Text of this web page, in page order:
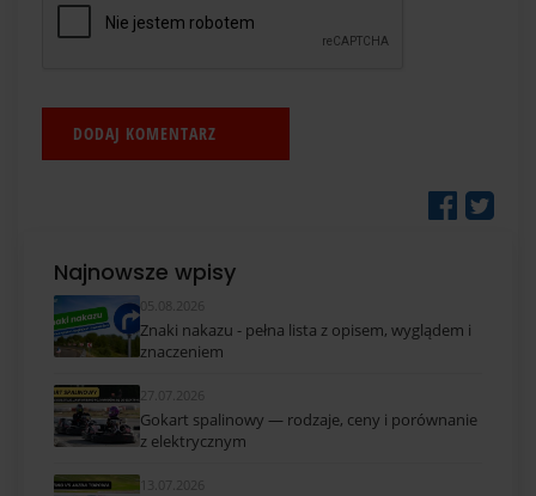
Najnowsze wpisy
05.08.2026
Znaki nakazu - pełna lista z opisem, wyglądem i
znaczeniem
27.07.2026
Gokart spalinowy — rodzaje, ceny i porównanie
z elektrycznym
13.07.2026